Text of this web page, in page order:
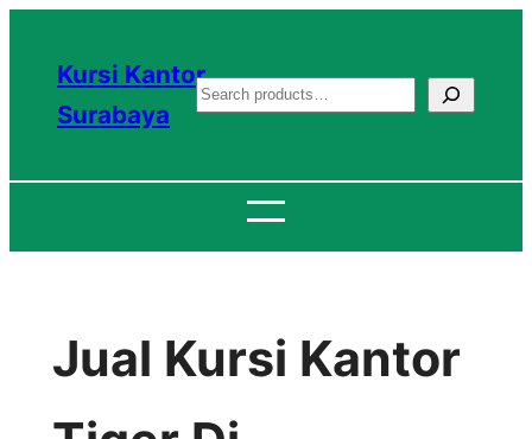
konten
Kursi Kantor
Surabaya
S
a
c
Jual Kursi Kantor